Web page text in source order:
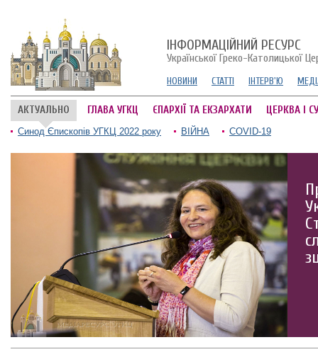
ІНФОРМАЦІЙНИЙ РЕСУРС
Української Греко-Католицької
НОВИНИ СТАТТІ ІНТЕРВ'Ю
АКТУАЛЬНО ГЛАВА УГКЦ ЄПАРХІЇ ТА ЕКЗАРХАТИ ЦЕРКВА І
Синод Єпископів УГКЦ 2022 року ВІЙНА COVID-19